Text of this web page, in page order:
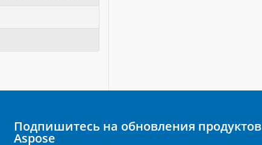
Подпишитесь на обновления продуктов
Aspose